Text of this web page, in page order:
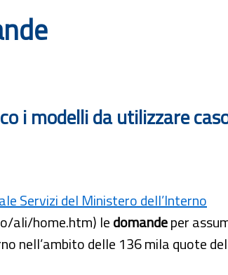
i modelli da utilizzare
Servizi del Ministero dell’Interno
ali/home.htm) ledomandeper
nell’ambito delle 136 mila quote del